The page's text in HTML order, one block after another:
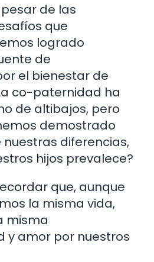
de las
que
logrado
de
el bienestar de
co-paternidad ha
de altibajos, pero
demostrado
nuestras diferencias,
hijos prevalece?
que, aunque
la misma vida,
misma
y amor por nuestros